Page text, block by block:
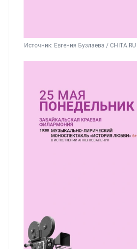
Источник: Евгения Бузлаева / CHITA.RU